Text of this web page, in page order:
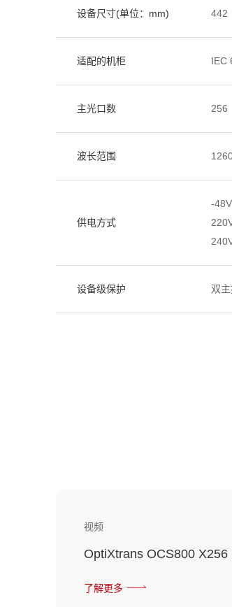
设备尺寸(单位：mm) 442
适配的机柜 IEC
主光口数 256
波长范围
供电方式
-
设备级保护 双
视频
OptiXtrans OCS800 X256
了解更多